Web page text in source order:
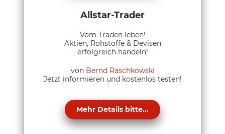
Allstar-Trader
Vom Traden leben!
Aktien, Rohstoffe & Devisen
erfolgreich handeln!
von Bernd Raschkowski
Jetzt informieren und kostenlos testen!
Mehr Details bitte...